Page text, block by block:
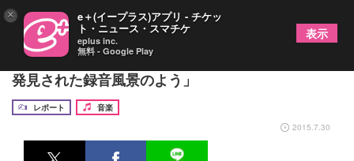
高田漣と萩原健太、B・ウィルソン映画に感動「新
発見された録音風景のよう」
レポート
音楽
2015.7.30
× e＋(イープラス)アプリ - チケッ
ト・ニュース・スマチケ
eplus inc.
無料 - Google Play
表示